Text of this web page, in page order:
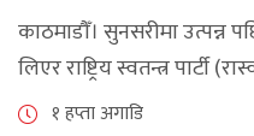
काठमाडौँ। सुनसरीमा उत्पन्न
लिएर राष्ट्रिय स्वतन्त्र पार्टी
सिंहदरबारमा सर्वदलीय बैठक
१ हप्ता अगाडि